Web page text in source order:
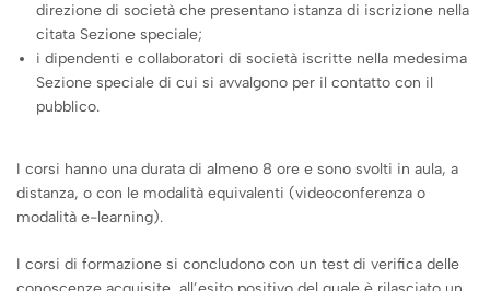
direzione di società che presentano istanza di iscrizione nella
citata Sezione speciale;
i dipendenti e collaboratori di società iscritte nella medesima
Sezione speciale di cui si avvalgono per il contatto con il
pubblico.
I corsi hanno una durata di almeno 8 ore e sono svolti in aula, a
distanza, o con le modalità equivalenti (videoconferenza o
modalità e-learning).
I corsi di formazione si concludono con un test di verifica delle